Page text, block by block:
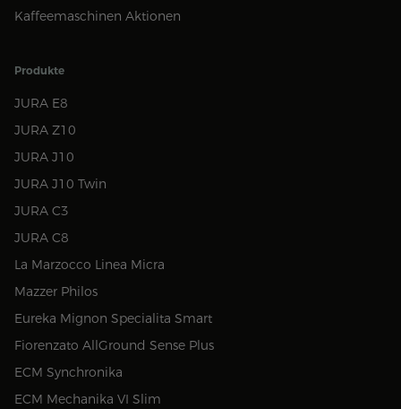
Kaffeemaschinen Aktionen
Produkte
JURA E8
JURA Z10
JURA J10
JURA J10 Twin
JURA C3
JURA C8
La Marzocco Linea Micra
Mazzer Philos
Eureka Mignon Specialita Smart
Fiorenzato AllGround Sense Plus
ECM Synchronika
ECM Mechanika VI Slim